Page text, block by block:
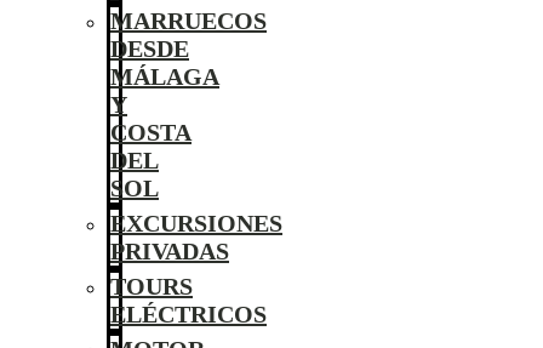
MARRUECOS
DESDE
MÁLAGA
Y
COSTA
DEL
SOL
EXCURSIONES
PRIVADAS
TOURS
ELÉCTRICOS